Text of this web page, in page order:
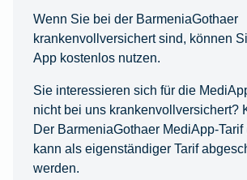
Wenn Sie bei der BarmeniaGothaer
krankenvollversichert sind, können
App kostenlos nutzen.
Sie interessieren sich für die
nicht bei uns krankenvollversichert?
Der BarmeniaGothaer MediApp-Tarif
kann als eigenständiger Tarif
werden.